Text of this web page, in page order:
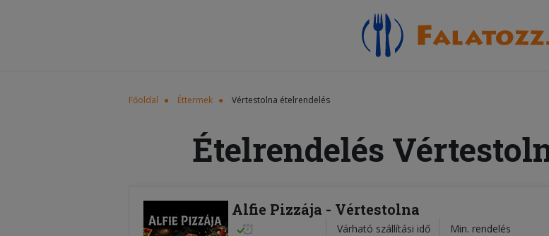
Főoldal Éttermek Vértestolna ételrendelés
Ételrendelés
Alfie Pizzája - Vértestolna
Várható szállítási idő
Min. rendelés